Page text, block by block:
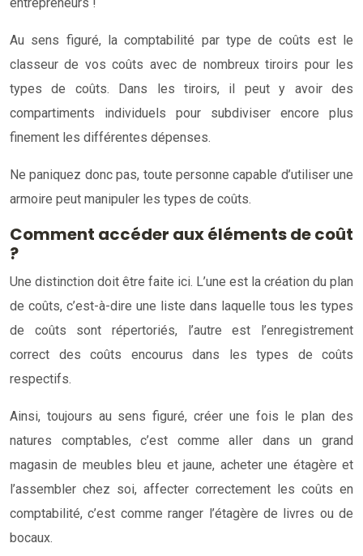
Au sens figuré, la comptabilité par type de coûts est le
classeur de vos coûts avec de nombreux tiroirs pour les
types de coûts. Dans les tiroirs, il peut y avoir des
compartiments individuels pour subdiviser encore plus
finement les différentes dépenses.
Ne paniquez donc pas, toute personne capable d’utiliser une
armoire peut manipuler les types de coûts.
Comment accéder aux éléments de coût
?
Une distinction doit être faite ici. L’une est la création du plan
de coûts, c’est-à-dire une liste dans laquelle tous les types
de coûts sont répertoriés, l’autre est l’enregistrement
correct des coûts encourus dans les types de coûts
respectifs.
Ainsi, toujours au sens figuré, créer une fois le plan des
natures comptables, c’est comme aller dans un grand
magasin de meubles bleu et jaune, acheter une étagère et
l’assembler chez soi, affecter correctement les coûts en
comptabilité, c’est comme ranger l’étagère de livres ou de
bocaux.